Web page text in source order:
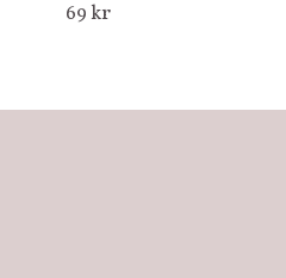
69 kr